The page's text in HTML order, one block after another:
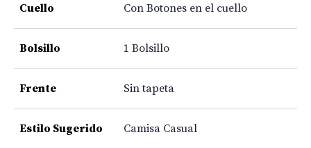
Cuello Con Botones en el cuello
Bolsillo 1 Bolsillo
Frente Sin tapeta
Estilo Sugerido Camisa Casual